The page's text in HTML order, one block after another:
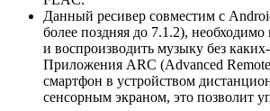
Данный ресивер совместим с
более поздняя до 7.1.2),
и воспроизводить музыку без
Приложения ARC (Advanced
смартфон в устройством
сенсорным экраном, это позволит